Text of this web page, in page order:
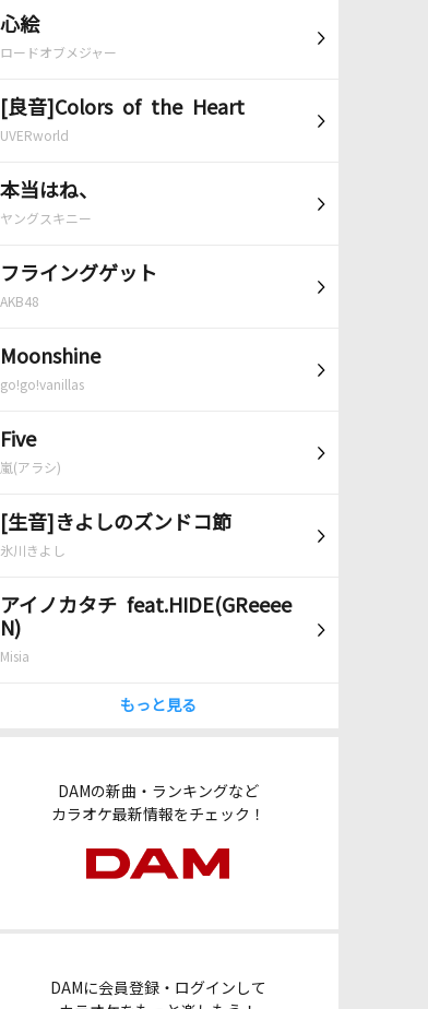
心絵
ロードオブメジャー
[良音]Colors of the Heart
UVERworld
本当はね、
ヤングスキニー
フライングゲット
AKB48
Moonshine
go!go!vanillas
Five
嵐(アラシ)
[生音]きよしのズンドコ節
氷川きよし
アイノカタチ feat.HIDE(GReeee
N)
Misia
もっと見る
DAMの新曲・ランキングなど
カラオケ最新情報をチェック！
DAMに会員登録・ログインして